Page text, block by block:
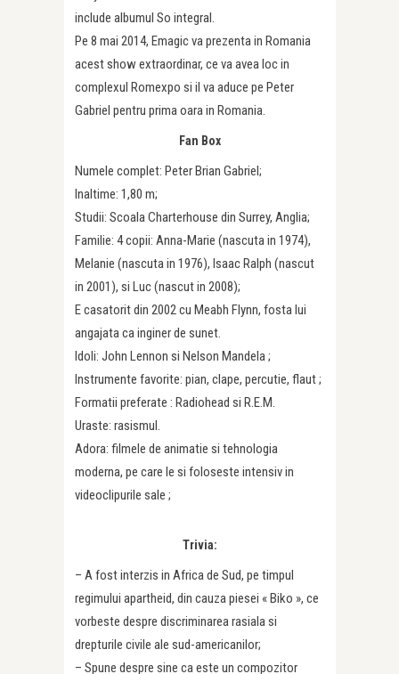
include albumul So integral.
Pe 8 mai 2014, Emagic va prezenta in Romania
acest show extraordinar, ce va avea loc in
complexul Romexpo si il va aduce pe Peter
Gabriel pentru prima oara in Romania.
Fan Box
Numele complet: Peter Brian Gabriel;
Inaltime: 1,80 m;
Studii: Scoala Charterhouse din Surrey, Anglia;
Familie: 4 copii: Anna-Marie (nascuta in 1974),
Melanie (nascuta in 1976), Isaac Ralph (nascut
in 2001), si Luc (nascut in 2008);
E casatorit din 2002 cu Meabh Flynn, fosta lui
angajata ca inginer de sunet.
Idoli: John Lennon si Nelson Mandela ;
Instrumente favorite: pian, clape, percutie, flaut ;
Formatii preferate : Radiohead si R.E.M.
Uraste: rasismul.
Adora: filmele de animatie si tehnologia
moderna, pe care le si foloseste intensiv in
videoclipurile sale ;
Trivia:
– A fost interzis in Africa de Sud, pe timpul
regimului apartheid, din cauza piesei « Biko », ce
vorbeste despre discriminarea rasiala si
drepturile civile ale sud-americanilor;
– Spune despre sine ca este un compozitor